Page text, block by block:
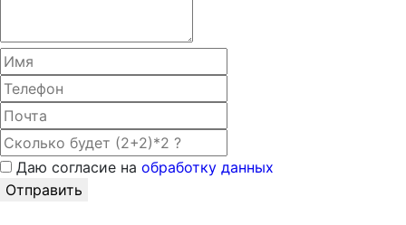
Даю согласие на обработку данных
Отправить